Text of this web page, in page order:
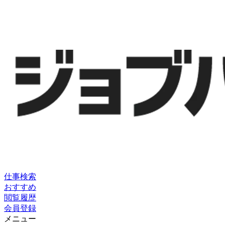
仕事検索
おすすめ
閲覧履歴
会員登録
メニュー